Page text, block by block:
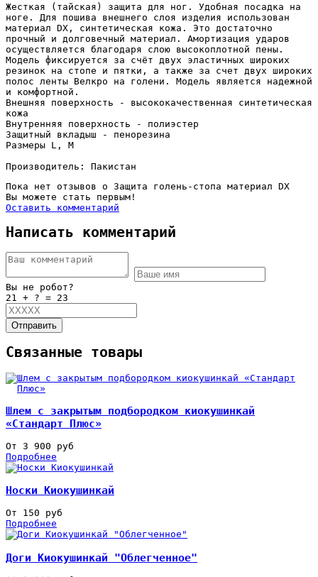
Жесткая (тайская) защита для ног. Удобная посадка на
ноге. Для пошива внешнего слоя изделия использован
материал DX, синтетическая кожа. Это достаточно
прочный и долговечный материал. Амортизация ударов
осуществляется благодаря слою высокоплотной пены.
Модель фиксируется за счёт двух эластичных широких
резинок на стопе и пятки, а также за счет двух широких
полос ленты Велкро на голени. Модель является надежной
и комфортной.
Внешняя поверхность - высококачественная синтетическая
кожа
Внутренняя поверхность - полиэстер
Защитный вкладыш - пенорезина
Размеры L, М
Производитель: Пакистан
Пока нет отзывов о Защита голень-стопа материал DX
Вы можете стать первым!
Оставить комментарий
Написать комментарий
Вы не робот?
21 + ? = 23
Отправить
Связанные товары
Шлем с закрытым подбородком киокушинкай
«Стандарт Плюс»
От 3 900 руб
Подробнее
Носки Киокушинкай
От 150 руб
Подробнее
Доги Киокушинкай "Облегченное"